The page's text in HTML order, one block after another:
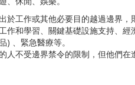
於工作或其他必要目的越過邊界，
作和學習、關鍵基礎設施支持、
) 、緊急醫療等。
人不受邊界禁令的限制，但他們